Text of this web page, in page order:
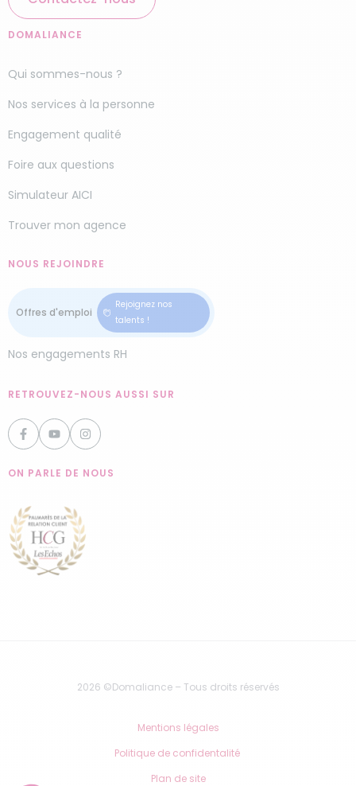
DOMALIANCE
Qui sommes-nous ?
Nos services à la personne
Engagement qualité
Foire aux questions
Simulateur AICI
Trouver mon agence
NOUS REJOINDRE
Rejoignez nos
talents !
Nos engagements RH
RETROUVEZ-NOUS AUSSI SUR
ON PARLE DE NOUS
2026 ©Domaliance – Tous droits réservés
Mentions légales
Politique de confidentalité
Plan de site